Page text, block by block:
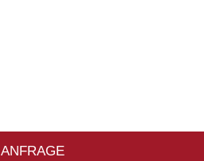
ANFRAGE